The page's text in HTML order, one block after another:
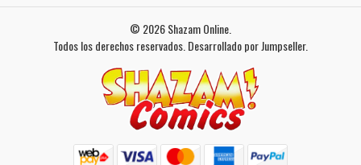
© 2026 Shazam Online.
Todos los derechos reservados. Desarrollado por Jumpseller.